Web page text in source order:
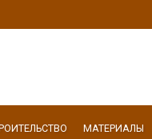
МАТЕРИАЛЫ